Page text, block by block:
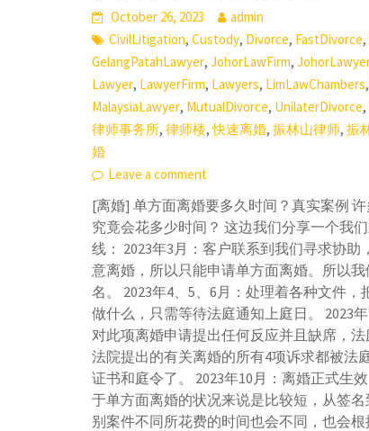
October 26, 2023
admin
CivilLitigation,Custody, Divorce, FastDivorce,
GelangPatahLawyer,JohorLawFirm,
Lawyer, LawyerFirm, Lawyers, LimLawChambers,
MalaysiaLawyer, MutualDivorce, UnilaterDivorce,
律师事务所,律师楼,快速离婚,振林山律师,振
婚
Leave a comment
[离婚] 单方面离婚要多久时间？真实案例
究竟会花多少时间？ 这边我们分享一个我
线： 2023年3月：客户联系到我们寻求协
意离婚，所以只能申请单方面离婚。所以
名。 2023年4、5、6月：处理着各种文件
做什么，只需等待法庭通知上庭日。 2023
对此项离婚申请提出任何反应并且缺席，
法院提出的有关离婚的所有4项诉求都被法
证书和庭令了。 2023年10月：离婚正式生
于单方面离婚的状况来说是比较短，从签
别案件不同所花费的时间也会不同，也会